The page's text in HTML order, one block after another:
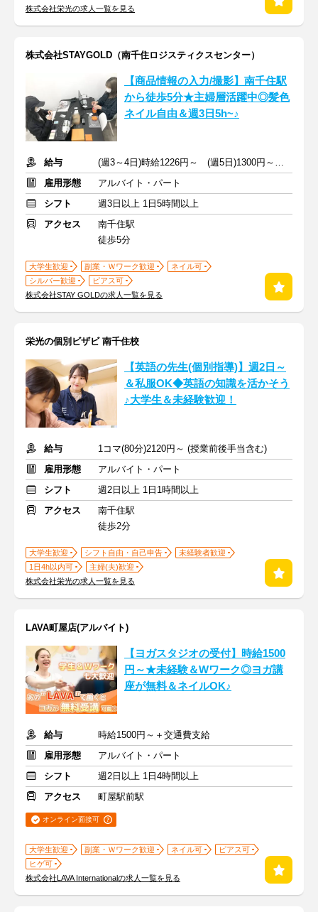
株式会社栄光の求人一覧を見る
株式会社STAYGOLD（南千住ロジスティクスセンター）
【商品情報の入力/撮影】南千住駅
から徒歩5分★主婦層活躍中◎髪色
ネイル自由＆週3日5h~♪
給与
(週3～4日)時給1226円～ (週5日)1300円～ ＋交通費支給
雇用形態
アルバイト・パート
シフト
週3日以上 1日5時間以上
アクセス
南千住駅
徒歩5分
大学生歓迎 副業・Ｗワーク歓迎
ネイル可
シルバー歓迎
ピアス可
株式会社STAY GOLDの求人一覧を見る
栄光の個別ビザビ 南千住校
【英語の先生(個別指導)】週2日～
＆私服OK◆英語の知識を活かそう
♪大学生＆未経験歓迎！
給与
1コマ(80分)2120円～ (授業前後手当含む)
雇用形態
アルバイト・パート
シフト
週2日以上 1日1時間以上
アクセス
南千住駅
徒歩2分
大学生歓迎 シフト自由・自己申告
未経験者歓迎
1日4h以内可
主婦(夫)歓迎
株式会社栄光の求人一覧を見る
LAVA町屋店(アルバイト)
【ヨガスタジオの受付】時給1500
円～★未経験＆Wワーク◎ヨガ講
座が無料＆ネイルOK♪
給与
時給1500円～＋交通費支給
雇用形態
アルバイト・パート
シフト
週2日以上 1日4時間以上
アクセス
町屋駅前駅
オンライン面接可
大学生歓迎 副業・Ｗワーク歓迎 ネイル可
ピアス可
ヒゲ可
株式会社LAVA Internationalの求人一覧を見る